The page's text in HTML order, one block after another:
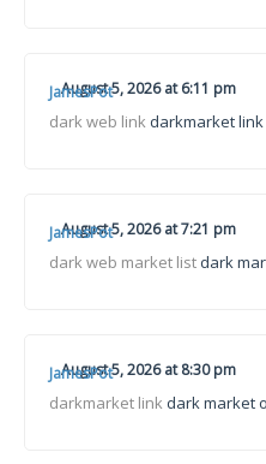
JamesPot
August 5, 2026 at 6:11 pm
dark web link darkmarket link
JamesPot
August 5, 2026 at 7:21 pm
dark web market listdark
JamesPot
August 5, 2026 at 8:30 pm
darkmarket link dark market